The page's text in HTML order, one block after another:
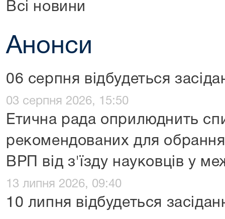
Всі новини
Анонси
06 серпня відбудеться
03 серпня 2026, 15:50
Етична рада оприлюднить
рекомендованих для
ВРП від з'їзду науковців у
13 липня 2026, 09:40
10 липня відбудеться